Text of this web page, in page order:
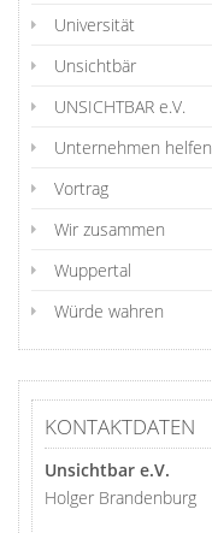
Universität
Unsichtbär
UNSICHTBAR e.V.
Unternehmen helfen
Vortrag
Wir zusammen
Wuppertal
Würde wahren
KONTAKTDATEN
Unsichtbar e.V.
Holger Brandenburg